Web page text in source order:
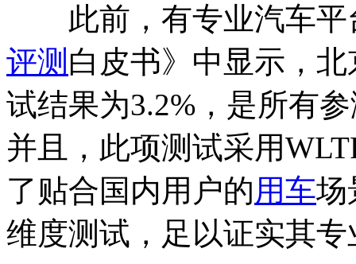
此前，有专业汽车平
评测 白皮书》中显示，
试结果为3.2%，是所有
并且，此项测试采用
了贴合国内用户的用车场
维度测试，足以证实其